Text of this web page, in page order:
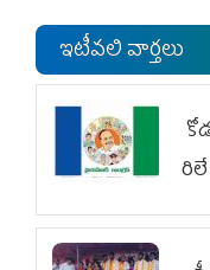
ఇటీవలి వార్తలు
రిలే